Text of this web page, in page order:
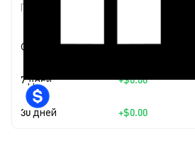
Период
Сегодня +$0.00000084
7 дней +$0.00
30 дней +$0.00